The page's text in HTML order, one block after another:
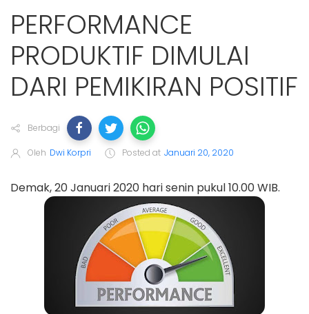
PERFORMANCE
PRODUKTIF DIMULAI
DARI PEMIKIRAN POSITIF
Berbagi
Oleh Dwi Korpri Posted at Januari 20, 2020
Demak, 20 Januari 2020 hari senin pukul 10.00 WIB.